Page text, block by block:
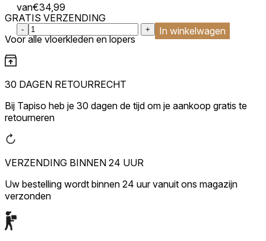
van€34,99
:product_name quantity
- + In winkelwagen
GRATIS VERZENDING
Voor alle vloerkleden en lopers
30 DAGEN RETOURRECHT
Bij Tapiso heb je 30 dagen de tijd om je aankoop gratis te
retourneren
VERZENDING BINNEN 24 UUR
Uw bestelling wordt binnen 24 uur vanuit ons magazijn
verzonden